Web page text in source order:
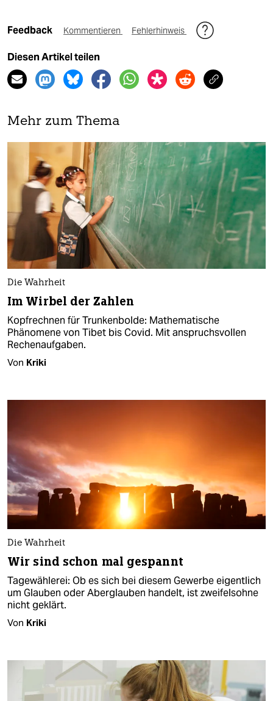
Feedback Kommentieren Fehlerhinweis
Diesen Artikel teilen
Mehr zum Thema
Die Wahrheit
Im Wirbel der Zahlen
Kopfrechnen für Trunkenbolde: Mathematische
Phänomene von Tibet bis Covid. Mit anspruchsvollen
Rechenaufgaben.
Von Kriki
Die Wahrheit
Wir sind schon mal gespannt
Tagewählerei: Ob es sich bei diesem Gewerbe eigentlich
um Glauben oder Aberglauben handelt, ist zweifelsohne
nicht geklärt.
Von Kriki